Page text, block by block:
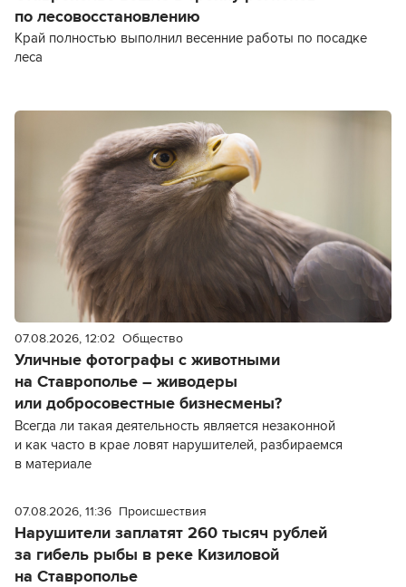
по лесовосстановлению
Край полностью выполнил весенние работы по посадке
леса
07.08.2026, 12:02 Общество
Уличные фотографы с животными
на Ставрополье – живодеры
или добросовестные бизнесмены?
Всегда ли такая деятельность является незаконной
и как часто в крае ловят нарушителей, разбираемся
в материале
07.08.2026, 11:36 Происшествия
Нарушители заплатят 260 тысяч рублей
за гибель рыбы в реке Кизиловой
на Ставрополье